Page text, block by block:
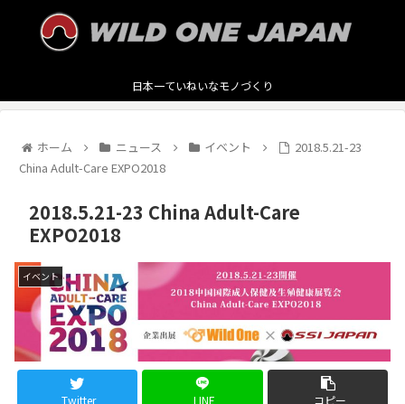
日本一ていねいなモノづくり
ホーム ニュース イベント
2018.5.21-23
China Adult-Care EXPO2018
2018.5.21-23 China Adult-Care
EXPO2018
イベント
Twitter LINE コピー